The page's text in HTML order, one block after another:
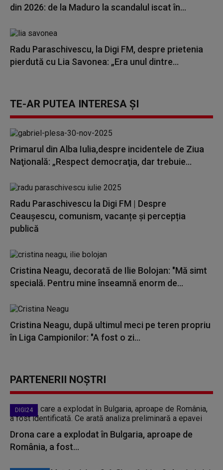
din 2026: de la Maduro la scandalul iscat în...
Radu Paraschivescu, la Digi FM, despre prietenia
pierdută cu Lia Savonea: „Era unul dintre...
TE-AR PUTEA INTERESA ȘI
Primarul din Alba Iulia,despre incidentele de Ziua
Naţională: „Respect democraţia, dar trebuie...
Radu Paraschivescu la Digi FM | Despre
Ceaușescu, comunism, vacanțe și percepția
publică
Cristina Neagu, decorată de Ilie Bolojan: "Mă simt
specială. Pentru mine înseamnă enorm de...
Cristina Neagu, după ultimul meci pe teren propriu
în Liga Campionilor: "A fost o zi...
PARTENERII NOȘTRI
DIGI24
Drona care a explodat în Bulgaria, aproape de
România, a fost...